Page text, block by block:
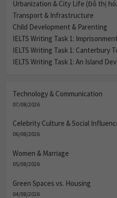
Urbanization & City Life (Đô thị
Transport & Infrastructure
Child Development & Parenting
IELTS Writing Task 1:
IELTS Writing Task 1: Canterbury
IELTS Writing Task 1: An Island
Technology & Communication
07/08/2026
Celebrity Culture & Social
06/08/2026
Women & Marriage
05/08/2026
Green Spaces vs. Housing
04/08/2026